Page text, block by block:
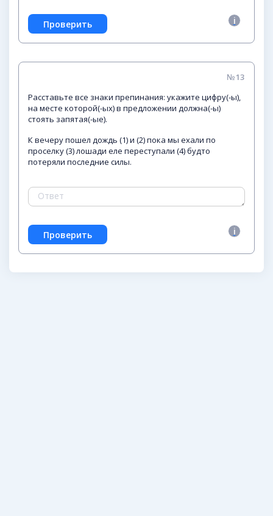
№13
Расставьте все знаки препинания: укажите цифру(-ы),
на месте которой(-ых) в предложении должна(-ы)
стоять запятая(-ые).
К вечеру пошел дождь (1) и (2) пока мы ехали по
проселку (3) лошади еле переступали (4) будто
потеряли последние силы.